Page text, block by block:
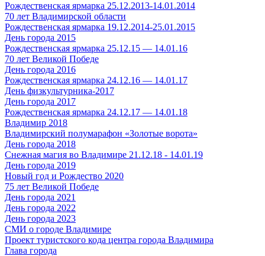
Рождественская ярмарка 25.12.2013-14.01.2014
70 лет Владимирской области
Рождественская ярмарка 19.12.2014-25.01.2015
День города 2015
Рождественская ярмарка 25.12.15 — 14.01.16
70 лет Великой Победе
День города 2016
Рождественская ярмарка 24.12.16 — 14.01.17
День физкультурника-2017
День города 2017
Рождественская ярмарка 24.12.17 — 14.01.18
Владимир 2018
Владимирский полумарафон «Золотые ворота»
День города 2018
Снежная магия во Владимире 21.12.18 - 14.01.19
День города 2019
Новый год и Рождество 2020
75 лет Великой Победе
День города 2021
День города 2022
День города 2023
СМИ о городе Владимире
Проект туристского кода центра города Владимира
Глава города